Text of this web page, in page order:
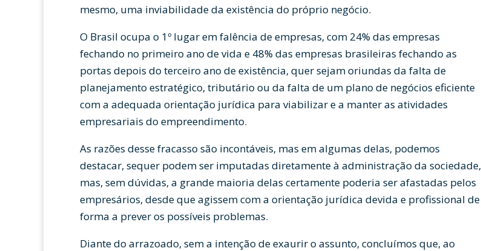
mesmo, uma inviabilidade da existência do próprio negócio.
O Brasil ocupa o 1º lugar em falência de empresas, com 24% das empresas
fechando no primeiro ano de vida e 48% das empresas brasileiras fechando as
portas depois do terceiro ano de existência, quer sejam oriundas da falta de
planejamento estratégico, tributário ou da falta de um plano de negócios eficiente
com a adequada orientação jurídica para viabilizar e a manter as atividades
empresariais do empreendimento.
As razões desse fracasso são incontáveis, mas em algumas delas, podemos
destacar, sequer podem ser imputadas diretamente à administração da sociedade,
mas, sem dúvidas, a grande maioria delas certamente poderia ser afastadas pelos
empresários, desde que agissem com a orientação jurídica devida e profissional de
forma a prever os possíveis problemas.
Diante do arrazoado, sem a intenção de exaurir o assunto, concluímos que, ao